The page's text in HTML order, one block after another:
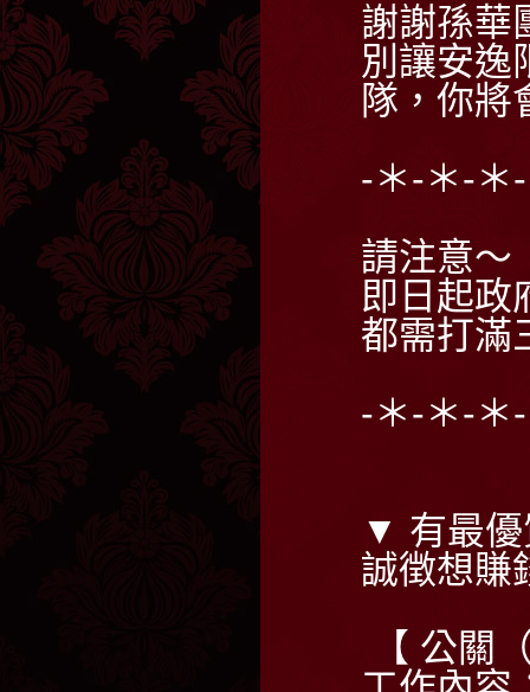
謝謝孫華
別讓安逸
隊，你將
-＊-＊-＊
請注意～
即日起政
都需打滿
-＊-＊-＊
▼ 有最
誠徴想賺
【 公關